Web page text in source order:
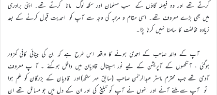
کرتے تھے اور وہ فیصلہ گاؤں کے سب مسلمان اور سکھ لوگ مانا کرتے تھے۔ اپنی برادری
میں بھی بڑے معروف تھے۔ اسی مقام و مرتبہ کی وجہ سے آپ کو احمدیت قبول کرنے کے بعد
زیادہ مخالفت کا سامنا نہیں کرنا پڑا۔
آپ کے والد صاحب کے احمدی ہونے کا واقعہ اس طرح ہے کہ ان کی بینائی کافی کمزور
ہوگئی ، آنکھوں کے آپریشن کے لیے نور ہسپتال قادیان میں داخل ہوگئے ۔ آ پ معروف
آدمی تھے جب محترم ماسٹر عبدالرحمٰن صاحب (سابق مہر سنگھ)اور قادیان کے بزرگان کو علم ہوا
تو آپ سے ملنے آئے اور انہوں نے آپ کو تبلیغ کی اور ان کے دل میں جو مسائل تھے ان